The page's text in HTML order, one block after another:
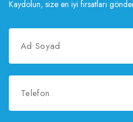
Kaydolun, size en iyi fırsatları